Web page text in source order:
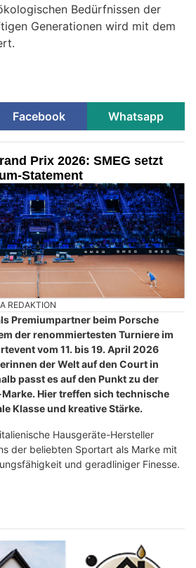
Bedürfnissen der
Generationen wird mit dem
Facebook Whatsapp
Prix 2026: SMEG setzt
Statement
REDAKTION
Premiumpartner beim Porsche
der renommiertesten Turniere im
vom 11. bis 19. April 2026
der Welt auf den Court in
passt es auf den Punkt zu der
Hier treffen sich technische
Klasse und kreative Stärke.
Hausgeräte-Hersteller
der beliebten Sportart als Marke mit
und geradliniger Finesse.